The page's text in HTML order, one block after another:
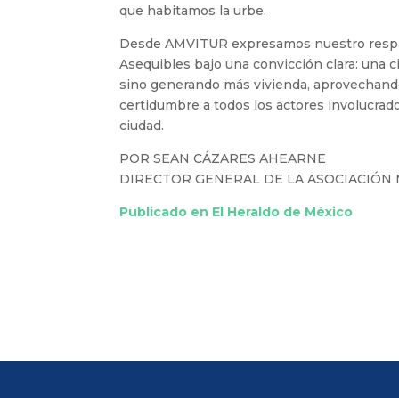
que habitamos la urbe.
Desde AMVITUR expresamos nuestro
Asequibles bajo una convicción clara: una
sino generando más vivienda,
certidumbre a todos los actores
ciudad.
POR SEAN CÁZARES AHEARNE
DIRECTOR GENERAL DE LA
Publicado en El Heraldo de México